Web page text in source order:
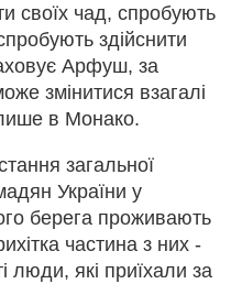
своїх чад, спробують
здійснити
Арфуш, за
змінитися взагалі
в Монако.
загальної
України у
берега проживають
частина з них -
люди, які приїхали за